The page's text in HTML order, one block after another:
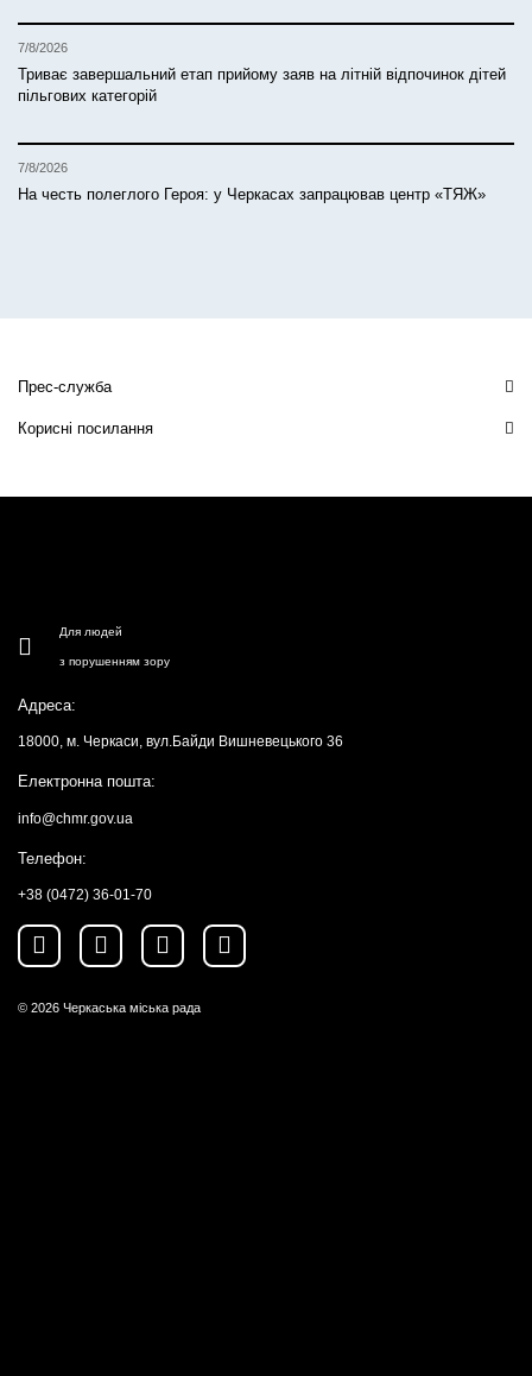
7/8/2026
Триває завершальний етап прийому заяв на літній відпочинок дітей
пільгових категорій
7/8/2026
На честь полеглого Героя: у Черкасах запрацював центр «ТЯЖ»
Прес-служба
Корисні посилання
Для людей
з порушенням зору
Адреса:
18000, м. Черкаси, вул.Байди Вишневецького 36
Електронна пошта:
info@chmr.gov.ua
Телефон:
+38 (0472) 36-01-70
© 2026 Черкаська міська рада